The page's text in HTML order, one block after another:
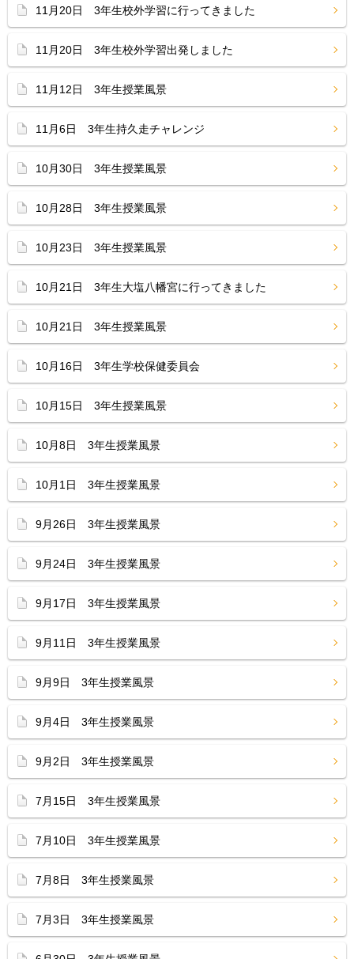
11月20日 3年生校外学習に行ってきました
11月20日 3年生校外学習出発しました
11月12日 3年生授業風景
11月6日 3年生持久走チャレンジ
10月30日 3年生授業風景
10月28日 3年生授業風景
10月23日 3年生授業風景
10月21日 3年生大塩八幡宮に行ってきました
10月21日 3年生授業風景
10月16日 3年生学校保健委員会
10月15日 3年生授業風景
10月8日 3年生授業風景
10月1日 3年生授業風景
9月26日 3年生授業風景
9月24日 3年生授業風景
9月17日 3年生授業風景
9月11日 3年生授業風景
9月9日 3年生授業風景
9月4日 3年生授業風景
9月2日 3年生授業風景
7月15日 3年生授業風景
7月10日 3年生授業風景
7月8日 3年生授業風景
7月3日 3年生授業風景